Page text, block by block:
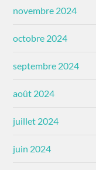
novembre 2024
octobre 2024
septembre 2024
août 2024
juillet 2024
juin 2024